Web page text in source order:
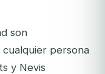
son
cualquier persona
y Nevis